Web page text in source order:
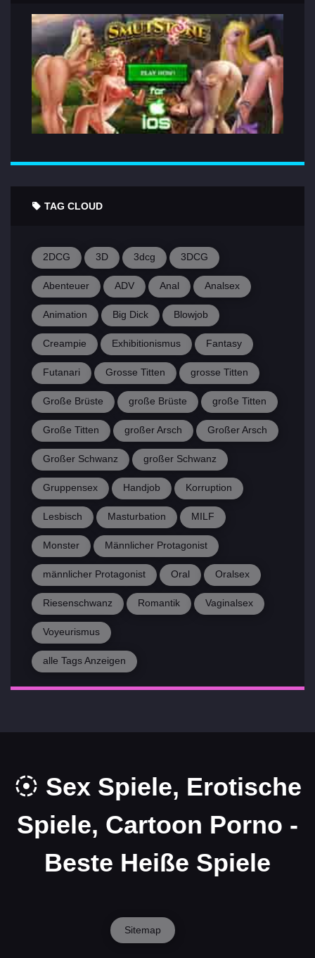
TAG CLOUD
2DCG 3D 3dcg 3DCG
Abenteuer ADV Anal Analsex
Animation Big Dick Blowjob
Creampie Exhibitionismus Fantasy
Futanari Grosse Titten grosse Titten
Große Brüste große Brüste große Titten
Große Titten großer Arsch Großer Arsch
Großer Schwanz großer Schwanz
Gruppensex Handjob Korruption
Lesbisch Masturbation MILF
Monster Männlicher Protagonist
männlicher Protagonist Oral Oralsex
Riesenschwanz Romantik Vaginalsex
Voyeurismus
alle Tags Anzeigen
Sex Spiele, Erotische
Spiele, Cartoon Porno -
Beste Heiße Spiele
Sitemap